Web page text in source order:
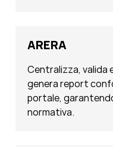
ARERA
Centralizza, valida
genera report
portale,
normativa.